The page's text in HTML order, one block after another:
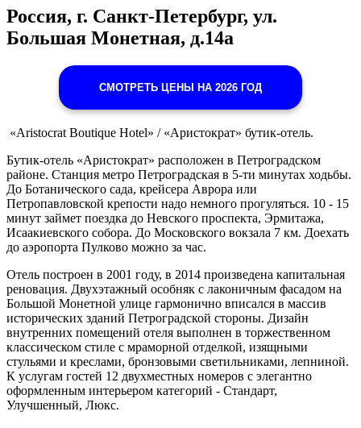
Россия, г. Санкт-Петербург, ул.
Большая Монетная, д.14а
СМОТРЕТЬ ЦЕНЫ НА 2026 ГОД
«Aristocrat Boutique Hotel» / «Аристократ» бутик-отель.
Бутик-отель «Аристократ» расположен в Петроградском
районе. Станция метро Петроградская в 5-ти минутах ходьбы.
До Ботанического сада, крейсера Аврора или
Петропавловской крепости надо немного прогуляться. 10 - 15
минут займет поездка до Невского проспекта, Эрмитажа,
Исаакиевского собора. До Московского вокзала 7 км. Доехать
до аэропорта Пулково можно за час.
Отель построен в 2001 году, в 2014 произведена капитальная
реновация. Двухэтажный особняк с лаконичным фасадом на
Большой Монетной улице гармонично вписался в массив
исторических зданий Петроградской стороны. Дизайн
внутренних помещений отеля выполнен в торжественном
классическом стиле с мраморной отделкой, изящными
стульями и креслами, бронзовыми светильниками, лепниной.
К услугам гостей 12 двухместных номеров с элегантно
оформленным интерьером категорий - Стандарт,
Улучшенный, Люкс.